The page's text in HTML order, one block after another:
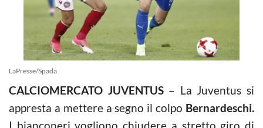
LaPresse/Spada
CALCIOMERCATO JUVENTUS– La Juventus si
appresta a mettere a segno il colpo Bernardeschi.
I bianconeri vogliono chiudere a stretto giro di